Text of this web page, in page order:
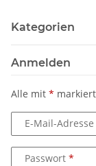
Kategorien
Anmelden
Alle mit *
E-Mail-Adresse
Passwort